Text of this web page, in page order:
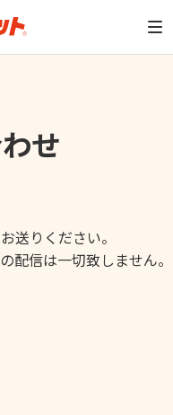
せ
送りください。
配信は一切致しません。